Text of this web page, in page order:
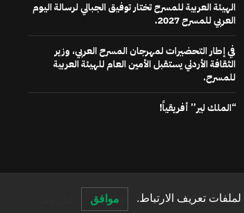
الهيئة العربية للمسرح تختار توفيق الجبالي لرسالة اليوم
العربي للمسرح 2027.
في إطار التحضيرات لمهرجان المسرح العربي، وزير
الثقافة الأردني يستقبل الأمين العام للهيئة العربية
للمسرح.
“الملك لير” أفريقياً!
الصفحة الرئيسية عنا اتصل بنا تعريف الارتباط. موافق